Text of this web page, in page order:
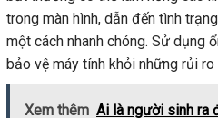
trong màn hình, dẫn đến tình
một cách nhanh chóng. Sử dụng
bảo vệ máy tính khỏi những rủi ro
Xem thêm Ai là người sinh ra